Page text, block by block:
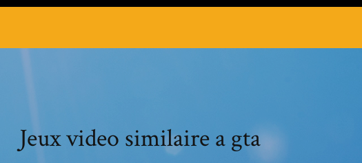
Jeux video similaire a gta